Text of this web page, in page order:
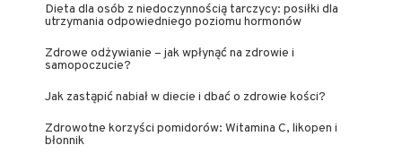
Dieta dla osób z niedoczynnością tarczycy: posiłki dla
utrzymania odpowiedniego poziomu hormonów
Zdrowe odżywianie – jak wpłynąć na zdrowie i
samopoczucie?
Jak zastąpić nabiał w diecie i dbać o zdrowie kości?
Zdrowotne korzyści pomidorów: Witamina C, likopen i
błonnik